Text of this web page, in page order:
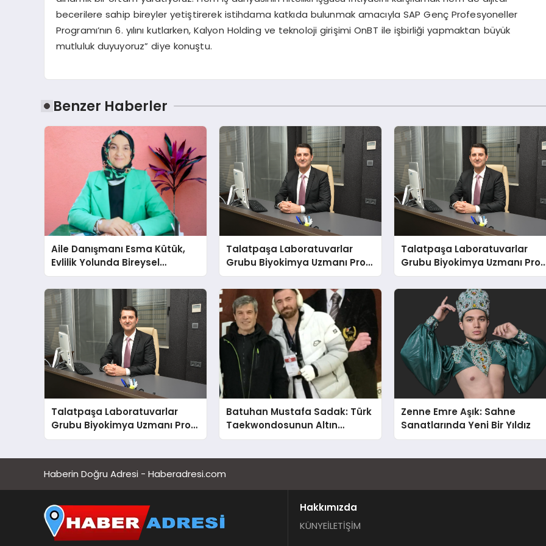
becerilere sahip bireyler yetiştirerek istihdama katkıda bulunmak amacıyla SAP Genç Profesyoneller
Programı’nın 6. yılını kutlarken, Kalyon Holding ve teknoloji girişimi OnBT ile işbirliği yapmaktan büyük
mutluluk duyuyoruz” diye konuştu.
Benzer Haberler
Aile Danışmanı Esma Kütük,
Evlilik Yolunda Bireysel
Farkındalığın ve Sınırların
Gücünü Anlatıyor
Talatpaşa Laboratuvarlar
Grubu Biyokimya Uzmanı Prof.
Dr. Ahmet Var
Talatpaşa Laboratuvarlar
Grubu Biyokimya Uzmanı
Dr. Ahmet Var
Talatpaşa Laboratuvarlar
Grubu Biyokimya Uzmanı Prof.
Dr. Ahmet Var
Batuhan Mustafa Sadak: Türk
Taekwondosunun Altın
Yumruğu
Zenne Emre Aşık: Sahne
Sanatlarında Yeni Bir Yıldız
Haberin Doğru Adresi - Haberadresi.com
Hakkımızda
KÜNYEİLETİŞİM